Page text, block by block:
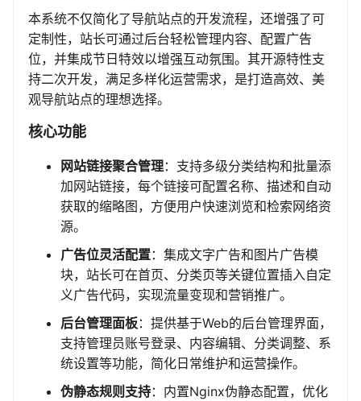
本系统不仅简化了导航站点的开发流程，还增强了可
定制性，站长可通过后台轻松管理内容、配置广告
位，并集成节日特效以增强互动氛围。其开源特性支
持二次开发，满足多样化运营需求，是打造高效、美
观导航站点的理想选择。
核心功能
网站链接聚合管理：支持多级分类结构和批量添
加网站链接，每个链接可配置名称、描述和自动
获取的缩略图，方便用户快速浏览和检索网络资
源。
广告位灵活配置：集成文字广告和图片广告模
块，站长可在首页、分类页等关键位置插入自定
义广告代码，实现流量变现和营销推广。
后台管理面板：提供基于Web的后台管理界面，
支持管理员账号登录、内容编辑、分类调整、系
统设置等功能，简化日常维护和运营操作。
伪静态规则支持：内置Nginx伪静态配置，优化